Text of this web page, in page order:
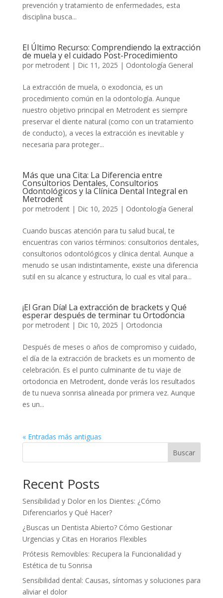
prevención y tratamiento de enfermedades, esta
disciplina busca...
El Último Recurso: Comprendiendo la extracción
de muela y el cuidado Post-Procedimiento
por metrodent| Dic 11, 2025 | Odontología General
La extracción de muela, o exodoncia, es un
procedimiento común en la odontología. Aunque
nuestro objetivo principal en Metrodent es siempre
preservar el diente natural (como con un tratamiento
de conducto), a veces la extracción es inevitable y
necesaria para proteger...
Más que una Cita: La Diferencia entre
Consultorios Dentales, Consultorios
Odontológicos y la Clínica Dental Integral en
Metrodent
por metrodent| Dic 10, 2025 | Odontología General
Cuando buscas atención para tu salud bucal, te
encuentras con varios términos: consultorios dentales,
consultorios odontológicos y clínica dental. Aunque a
menudo se usan indistintamente, existe una diferencia
sutil en su alcance y estructura, lo cual es vital para...
¡El Gran Día! La extracción de brackets y Qué
esperar después de terminar tu Ortodoncia
por metrodent| Dic 10, 2025 | Ortodoncia
Después de meses o años de compromiso y cuidado,
el día de la extracción de brackets es un momento de
celebración. Es el punto culminante de tu viaje de
ortodoncia en Metrodent, donde verás los resultados
de tu nueva sonrisa alineada por primera vez. Aunque
es un...
« Entradas más antiguas
Buscar
Recent Posts
Sensibilidad y Dolor en los Dientes: ¿Cómo
Diferenciarlos y Qué Hacer?
¿Buscas un Dentista Abierto? Cómo Gestionar
Urgencias y Citas en Horarios Flexibles
Prótesis Removibles: Recupera la Funcionalidad y
Estética de tu Sonrisa
Sensibilidad dental: Causas, síntomas y soluciones para
aliviar el dolor